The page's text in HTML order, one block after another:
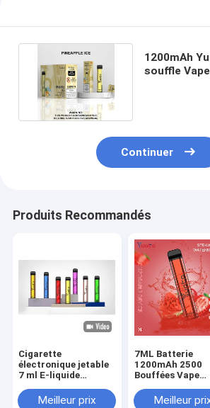
1200mAh
souffle
Continuer
Produits Recommandés
Cigarette
électronique jetable
7 ml E-liquide
mAhMeilleur prix
7ML Batterie
1200mAh 2500
Bouffées Vape
Meilleur